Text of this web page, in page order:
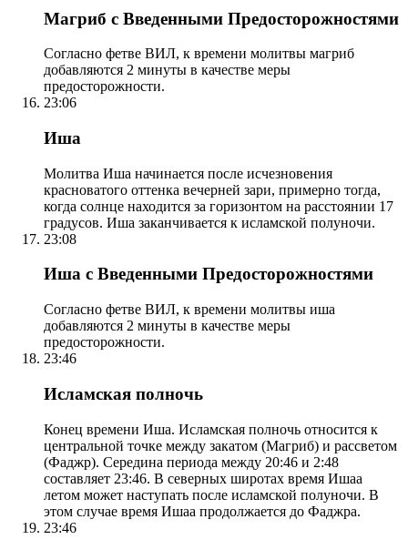
Магриб с Введенными Предосторожностями
Согласно фетве ВИЛ, к времени молитвы магриб
добавляются 2 минуты в качестве меры
предосторожности.
23:06
Иша
Молитва Иша начинается после исчезновения
красноватого оттенка вечерней зари, примерно тогда,
когда солнце находится за горизонтом на расстоянии 17
градусов. Иша заканчивается к исламской полуночи.
23:08
Иша с Введенными Предосторожностями
Согласно фетве ВИЛ, к времени молитвы иша
добавляются 2 минуты в качестве меры
предосторожности.
23:46
Исламская полночь
Конец времени Иша. Исламская полночь относится к
центральной точке между закатом (Магриб) и рассветом
(Фаджр). Середина периода между 20:46 и 2:48
составляет 23:46. В северных широтах время Ишаа
летом может наступать после исламской полуночи. В
этом случае время Ишаа продолжается до Фаджра.
23:46